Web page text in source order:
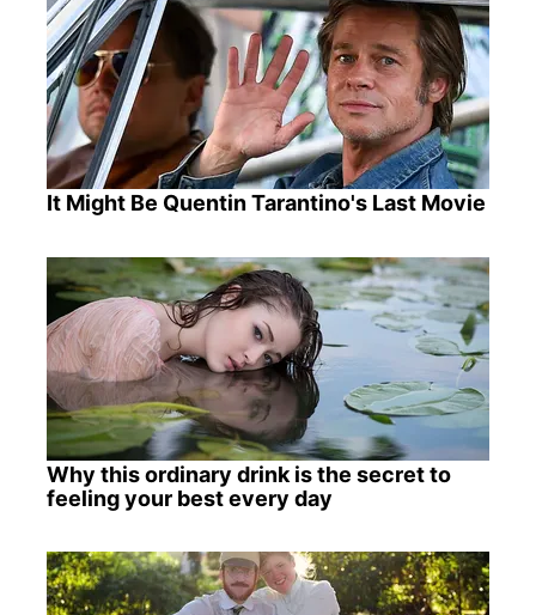
It Might Be Quentin Tarantino's Last Movie
Why this ordinary drink is the secret to
feeling your best every day